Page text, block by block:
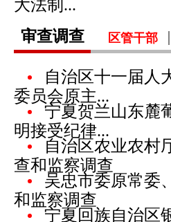
大法制...
审查调查 区管干部
自治区十一届人
委员会原主...
宁夏贺兰山东麓
明接受纪律...
自治区农业农村
查和监察调查
吴忠市委原常委
和监察调查
宁夏回族自治区